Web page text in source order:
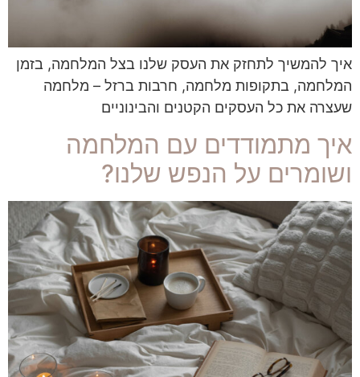
איך להמשיך לתחזק את העסק שלנו בצל המלחמה, בזמן
המלחמה, בתקופות מלחמה, חרבות ברזל – מלחמה
שעצרה את כל העסקים הקטנים והבינוניים
איך מתמודדים עם המלחמה
ושומרים על הנפש שלנו?